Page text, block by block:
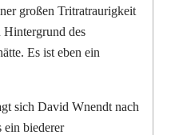
großen Tritratraurigkeit
Hintergrund des
Es ist eben ein
sich David Wnendt nach
ein biederer